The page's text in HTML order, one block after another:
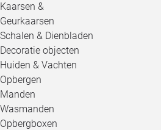
Kaarsen &
Geurkaarsen
Schalen & Dienbladen
Decoratie objecten
Huiden & Vachten
Opbergen
Manden
Wasmanden
Opbergboxen